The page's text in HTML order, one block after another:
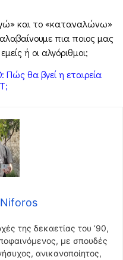
και το «καταναλώνω»
πια ποιος μας
ή οι αλγόριθμοι;
Πώς θα βγεί η εταιρεία
της δεκαετίας του ’90,
με σπουδές
ανικανοποίητος,